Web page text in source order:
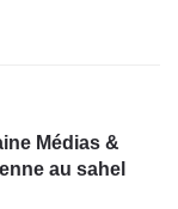
Médias &
au sahel